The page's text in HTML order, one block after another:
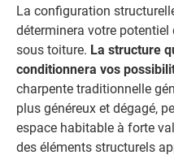
La configuration
déterminera votre
sous toiture. La structure
conditionnera vos
charpente traditionnelle
plus généreux et dégagé,
espace habitable à forte
des éléments structurels